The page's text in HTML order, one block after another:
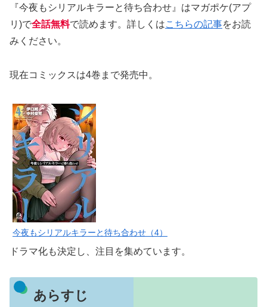
『今夜もシリアルキラーと待ち合わせ』はマガポケ(アプ
リ)で全話無料で読めます。詳しくはこちらの記事をお読
みください。
現在コミックスは4巻まで発売中。
今夜もシリアルキラーと待ち合わせ（4）
ドラマ化も決定し、注目を集めています。
あらすじ